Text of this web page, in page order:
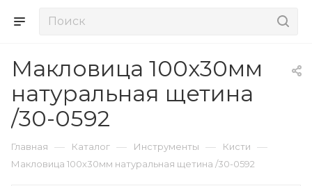
Макловица 100х30мм
натуральная щетина
/30-0592
Главная — Каталог — Инструменты — Кисти —
Макловица 100х30мм натуральная щетина /30-0592